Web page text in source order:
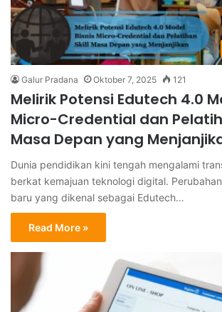
Galur Pradana Oktober 7, 2025 121
Melirik Potensi Edutech 4.0
Micro-Credential dan
Masa Depan yang
Dunia pendidikan kini tengah mengalami
berkat kemajuan teknologi digital.
baru yang dikenal sebagai Edutech…
Read More »